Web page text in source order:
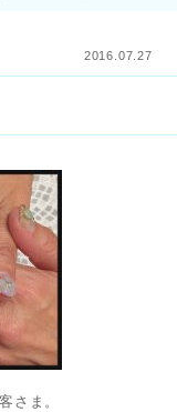
2016.07.27
さま。